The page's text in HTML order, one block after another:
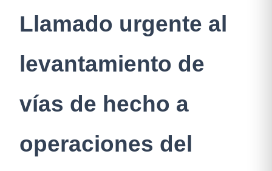
Llamado urgente al
levantamiento de
vías de hecho a
operaciones del